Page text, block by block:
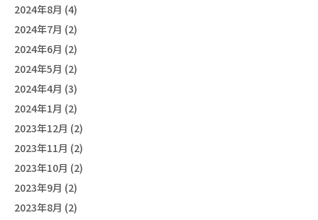
2024年8月 (4)
2024年7月 (2)
2024年6月 (2)
2024年5月 (2)
2024年4月 (3)
2024年1月 (2)
2023年12月 (2)
2023年11月 (2)
2023年10月 (2)
2023年9月 (2)
2023年8月 (2)